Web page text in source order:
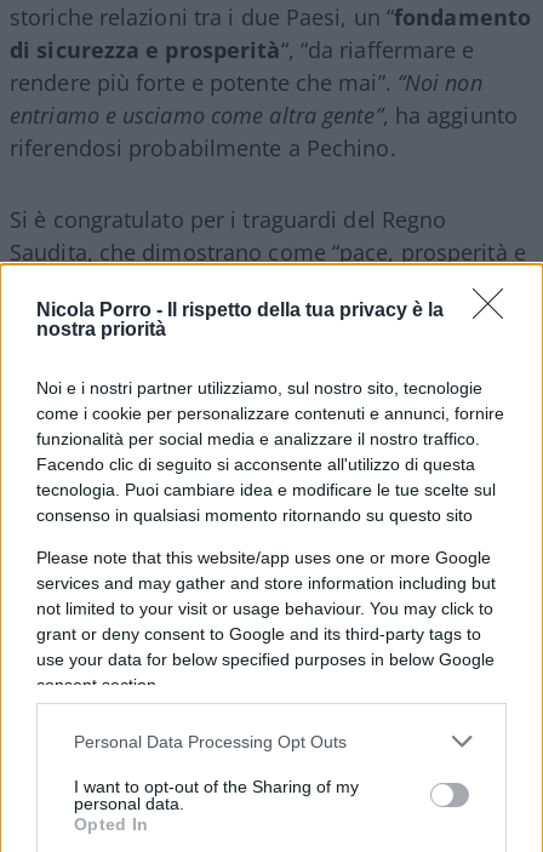
Nicola Porro -
Il rispetto della tua privacy è la
nostra priorità
Noi e i nostri partner utilizziamo, sul nostro sito, tecnologie
come i cookie per personalizzare contenuti e annunci, fornire
funzionalità per social media e analizzare il nostro traffico.
Facendo clic di seguito si acconsente all'utilizzo di questa
tecnologia. Puoi cambiare idea e modificare le tue scelte sul
consenso in qualsiasi momento ritornando su questo sito
Please note that this website/app uses one or more Google
services and may gather and store information including but
not limited to your visit or usage behaviour. You may click to
grant or deny consent to Google and its third-party tags to
use your data for below specified purposes in below Google
consent section.
Personal Data Processing Opt Outs
I want to opt-out of the Sharing of my
personal data.
Opted In
storiche relazioni tra i due Paesi, un “fondamento
di sicurezza e prosperità“, “da riaffermare e
rendere più forte e potente che mai”. “Noi non
entriamo e usciamo come altra gente”, ha aggiunto
riferendosi probabilmente a Pechino.
Si è congratulato per i traguardi del Regno
Saudita, che dimostrano come “pace, prosperità e
progresso alla fine non vengano da un rigetto
radicale della vostra eredità culturale ma
stessa eredità che amate… Avete realizzato un
miracolo moderno alla maniera araba“. Uno
sviluppo creato “non dall’intervento occidentale”,
non dai“nation-builders”, non dalle ong liberal.
L’Iran
E ha quindi ricordato i disastri
dell’amministrazione Biden con l’Iran e gli
Houthi
che hanno avuto l’effetto di destabilizzare la
regione, premiando i nemici e sanzionando gli
alleati. Ma ora la “forza americana”, in casa e
all’estero, è tornata, e “il nostro compito è unirci
contro i